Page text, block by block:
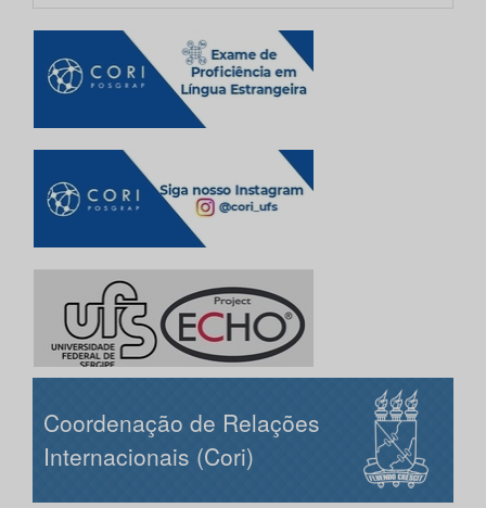
Coordenação de Relações
Internacionais (Cori)